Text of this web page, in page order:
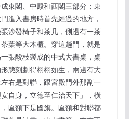
東閣、中殿和西閣三部分；東
進入書房時首先經過的地方，
沙發椅子和茶几，側邊有一茶
葉等大木櫃。穿這趟門，就是
張酸枝製成的中式大書桌，桌
態刻劃得栩栩如生，兩邊有大
右是對聯，跟宮殿門外那副一
自身，立德至仁治天下」，橫
匾額下是國旗。匾額和對聯都